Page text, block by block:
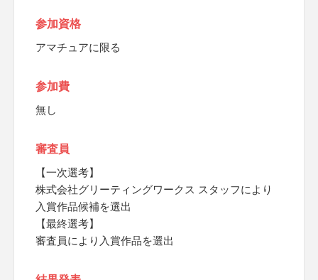
参加資格
アマチュアに限る
参加費
無し
審査員
【一次選考】
株式会社グリーティングワークス スタッフにより
入賞作品候補を選出
【最終選考】
審査員により入賞作品を選出